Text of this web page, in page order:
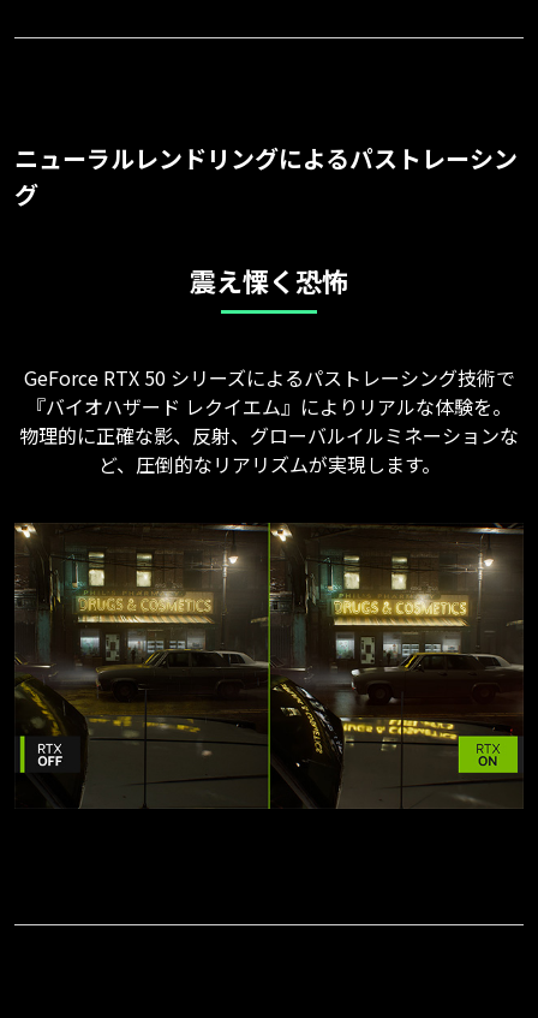
ニューラルレンドリングによるパストレーシン
グ
震え慄く恐怖
GeForce RTX 50 シリーズによるパストレーシング技術で
『バイオハザード レクイエム』によりリアルな体験を。
物理的に正確な影、反射、グローバルイルミネーションな
ど、圧倒的なリアリズムが実現します。